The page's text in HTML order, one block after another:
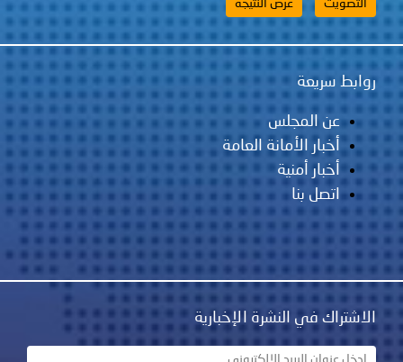
روابط سريعة
عن المجلس
أخبار الأمانة العامة
أخبار أمنية
اتصل بنا
الاشتراك في النشرة الإخبارية